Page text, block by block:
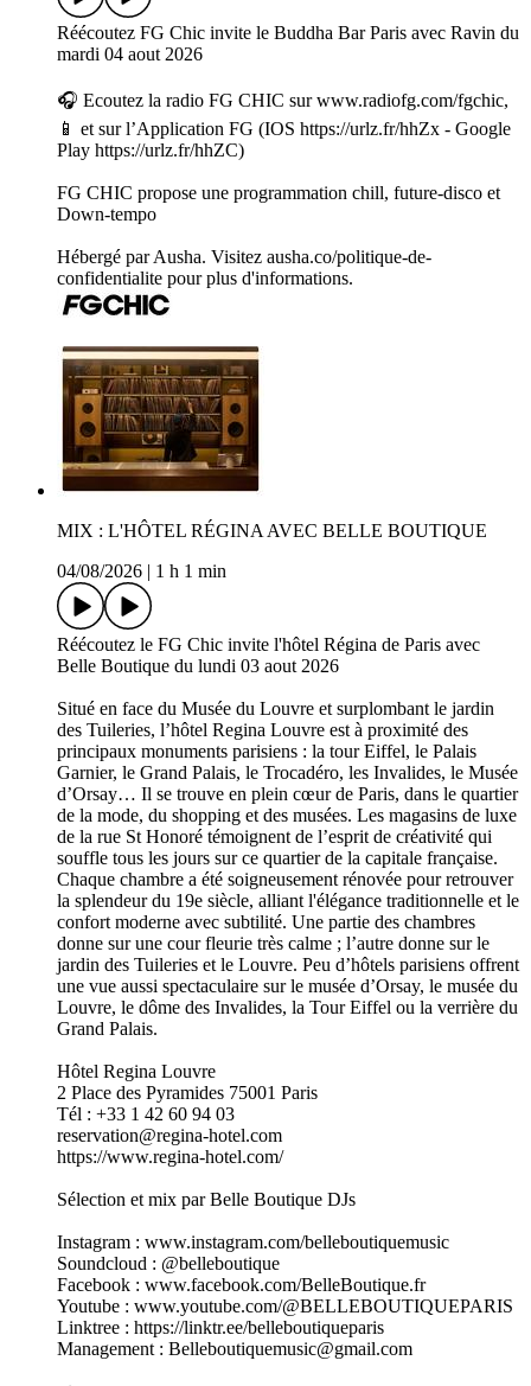
Réécoutez FG Chic invite le Buddha Bar Paris avec Ravin du
mardi 04 aout 2026
🎧 Ecoutez la radio FG CHIC sur www.radiofg.com/fgchic,
📱 et sur l’Application FG (IOS https://urlz.fr/hhZx - Google
Play https://urlz.fr/hhZC)
FG CHIC propose une programmation chill, future-disco et
Down-tempo
Hébergé par Ausha. Visitez ausha.co/politique-de-
confidentialite pour plus d'informations.
MIX : L'HÔTEL RÉGINA AVEC BELLE BOUTIQUE
04/08/2026
1 h 1 min
Réécoutez le FG Chic invite l'hôtel Régina de Paris avec
Belle Boutique du lundi 03 aout 2026
Situé en face du Musée du Louvre et surplombant le jardin
des Tuileries, l’hôtel Regina Louvre est à proximité des
principaux monuments parisiens : la tour Eiffel, le Palais
Garnier, le Grand Palais, le Trocadéro, les Invalides, le Musée
d’Orsay… Il se trouve en plein cœur de Paris, dans le quartier
de la mode, du shopping et des musées. Les magasins de luxe
de la rue St Honoré témoignent de l’esprit de créativité qui
souffle tous les jours sur ce quartier de la capitale française.
Chaque chambre a été soigneusement rénovée pour retrouver
la splendeur du 19e siècle, alliant l'élégance traditionnelle et le
confort moderne avec subtilité. Une partie des chambres
donne sur une cour fleurie très calme ; l’autre donne sur le
jardin des Tuileries et le Louvre. Peu d’hôtels parisiens offrent
une vue aussi spectaculaire sur le musée d’Orsay, le musée du
Louvre, le dôme des Invalides, la Tour Eiffel ou la verrière du
Grand Palais.
Hôtel Regina Louvre
2 Place des Pyramides 75001 Paris
Tél : +33 1 42 60 94 03
reservation@regina-hotel.com
https://www.regina-hotel.com/
Sélection et mix par Belle Boutique DJs
Instagram : www.instagram.com/belleboutiquemusic
Soundcloud : @belleboutique
Facebook : www.facebook.com/BelleBoutique.fr
Youtube : www.youtube.com/@BELLEBOUTIQUEPARIS
Linktree : https://linktr.ee/belleboutiqueparis
Management : Belleboutiquemusic@gmail.com